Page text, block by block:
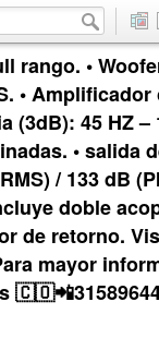
rango. •
•
(3dB): 45 HZ –
• salida
/ 133 dB
doble
de retorno.
mayor